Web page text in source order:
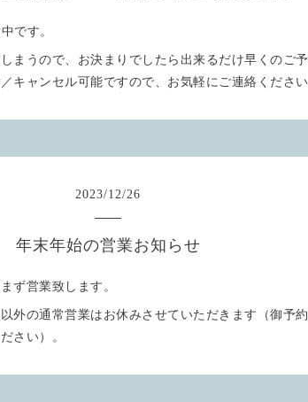
です。
まうので、お決まりでしたら出来るだけ早くのご
キャンセル可能ですので、お気軽にご連絡ください
2023/12/26
年末年始の営業お知らせ
ず営業致します。
外の通常営業はお休みさせていただきます（御予
さい）。